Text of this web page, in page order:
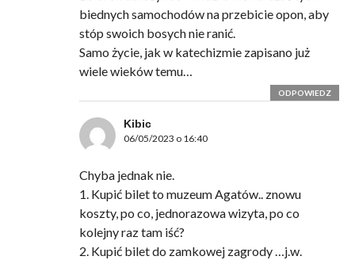
biednych samochodów na przebicie opon, aby
stóp swoich bosych nie ranić.
Samo życie, jak w katechizmie zapisano już
wiele wieków temu…
ODPOWIEDZ
Kibic
06/05/2023 o 16:40
Chyba jednak nie.
1. Kupić bilet to muzeum Agatów.. znowu
koszty, po co, jednorazowa wizyta, po co
kolejny raz tam iść?
2. Kupić bilet do zamkowej zagrody …j.w.